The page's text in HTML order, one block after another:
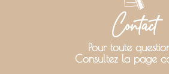
Contact
Pour toute
Consultez la page